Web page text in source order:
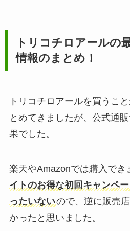
トリコチロアールの
情報のまとめ！
トリコチロアールを買うこ
とめてきましたが、公式通
果でした。
楽天やAmazonでは購入でき
イトのお得な初回キャンペ
ったいないので、逆に販売
かったと思いました。